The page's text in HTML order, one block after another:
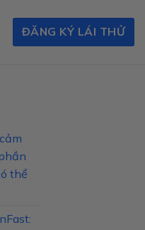
ĐĂNG KÝ LÁI THỬ
thể